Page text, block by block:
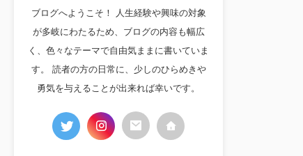
ブログへようこそ！ 人生経験や興味の対象
が多岐にわたるため、ブログの内容も幅広
く、色々なテーマで自由気ままに書いていま
す。 読者の方の日常に、少しのひらめきや
勇気を与えることが出来れば幸いです。